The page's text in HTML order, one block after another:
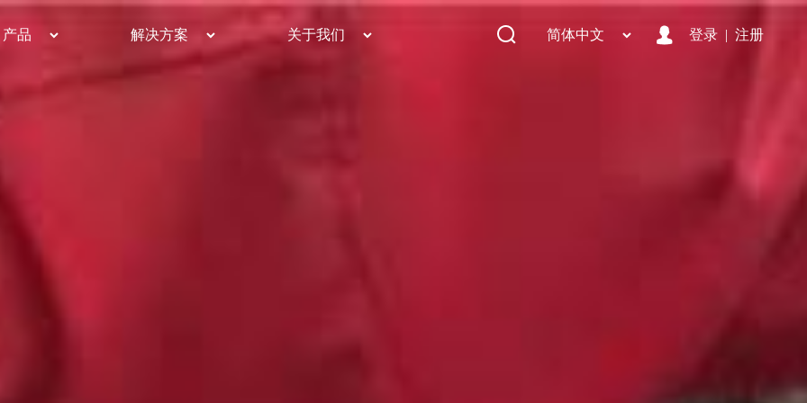
产品 解决方案 关于我们 简体中文 登录 | 注册